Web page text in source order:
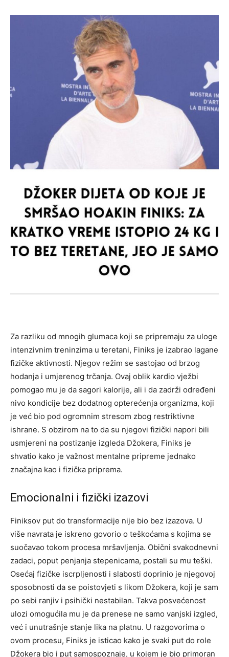
Za razliku od mnogih glumaca koji se pripremaju za uloge
intenzivnim treninzima u teretani, Finiks je izabrao lagane
fizičke aktivnosti. Njegov režim se sastojao od brzog
hodanja i umjerenog trčanja. Ovaj oblik kardio vježbi
pomogao mu je da sagori kalorije, ali i da zadrži određeni
nivo kondicije bez dodatnog opterećenja organizma, koji
je već bio pod ogromnim stresom zbog restriktivne
ishrane. S obzirom na to da su njegovi fizički napori bili
usmjereni na postizanje izgleda Džokera, Finiks je
shvatio kako je važnost mentalne pripreme jednako
značajna kao i fizička priprema.
Emocionalni i fizički izazovi
Finiksov put do transformacije nije bio bez izazova. U
više navrata je iskreno govorio o teškoćama s kojima se
suočavao tokom procesa mršavljenja. Obični svakodnevni
zadaci, poput penjanja stepenicama, postali su mu teški.
Osećaj fizičke iscrpljenosti i slabosti doprinio je njegovoj
sposobnosti da se poistovjeti s likom Džokera, koji je sam
po sebi ranjiv i psihički nestabilan. Takva posvećenost
ulozi omogućila mu je da prenese ne samo vanjski izgled,
već i unutrašnje stanje lika na platnu. U razgovorima o
ovom procesu, Finiks je isticao kako je svaki put do role
Džokera bio i put samospoznaje, u kojem je bio primoran